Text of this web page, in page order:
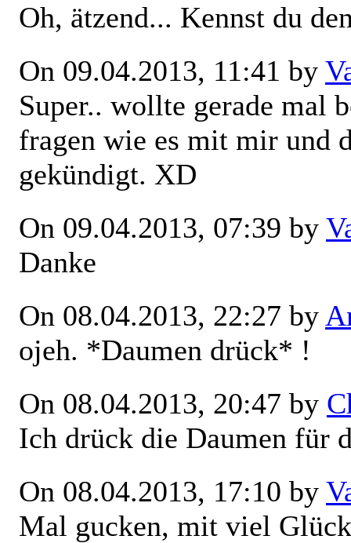
Oh, ätzend... Kennst du
On 09.04.2013, 11:41 by
Super.. wollte gerade mal
fragen wie es mit mir und
gekündigt. XD
On 09.04.2013, 07:39 by
Danke
On 08.04.2013, 22:27 by
ojeh. *Daumen drück* !
On 08.04.2013, 20:47 by
Ich drück die Daumen für
On 08.04.2013, 17:10 by
Mal gucken, mit viel Glück